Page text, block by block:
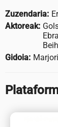
Zuzendaria:
Aktoreak:
Gidoia: